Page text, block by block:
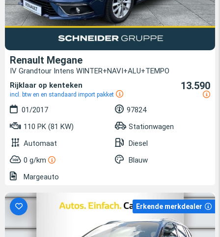
Renault Megane
IV Grandtour Intens WINTER+NAVI+ALU+TEMPO
Rijklaar op kenteken
incl. btw en en standaard import pakket
13.590
01/2017
97824
110 PK (81 KW)
Stationwagen
Automaat
Diesel
0 g/km
Blauw
Margeauto
Erkende merkdealer